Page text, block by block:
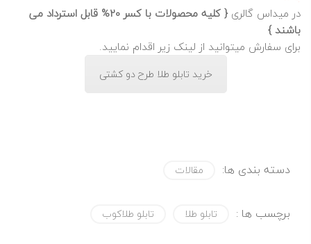
در میداس گالری
{ کلیه محصولات با کسر 20% قابل استرداد می
باشند }
برای سفارش میتوانید از لینک زیر اقدام نمایید.
خرید تابلو طلا طرح دو کشتی
دسته بندی ها: مقالات
برچسب ها : تابلو طلا تابلو طلاکوب